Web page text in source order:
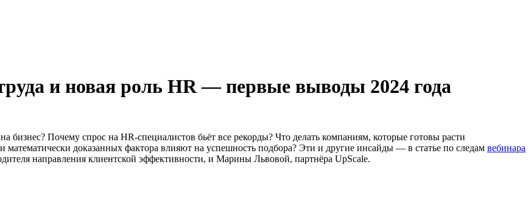
и новая роль HR — первые выводы 2024 года
бизнес? Почему спрос на HR-специалистов бьёт все рекорды? Что делать компаниям, которые готовы расти
математически доказанных фактора влияют на успешность подбора? Эти и другие инсайды — в статье по следам вебинара
направления клиентской эффективности, и Марины Львовой, партнёра UpScale.